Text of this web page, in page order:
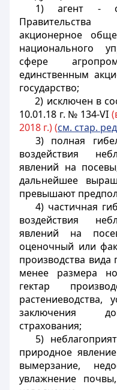
1) агент -
Правительства
акционерное
национального
сфере
единственным
государство;
2) исключен в
10.01.18 г. № 134-VI
2018 г.) (см. стар.
3) полная
воздействия
явлений на
дальнейшее
превышают
4) частичная
воздействия
явлений на
оценочный или
производства вида
менее размера
гектар
растениеводства,
заключения
страхования;
5)
природное
вымерзание,
увлажнение